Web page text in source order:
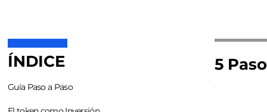
ÍNDICE
Guía Paso a Paso
5